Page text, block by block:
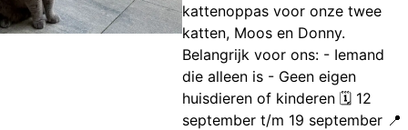
kattenoppas voor onze twee
katten, Moos en Donny.
Belangrijk voor ons: - Iemand
die alleen is - Geen eigen
huisdieren of kinderen 🗓️ 12
september t/m 19 september 📍